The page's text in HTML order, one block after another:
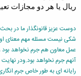
ريال يا هر دو مجازات
دوست عزیز قانونگذار ما در
شکی نیست مسئله مهم معنای
عمل معاون هم جرم نخواهد
آنهم جرم نخواهد بود.ودر
رایانه ای به طور خاص جرم